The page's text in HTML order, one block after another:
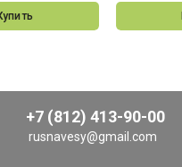
+7 (812) 413-90-00
rusnavesy@gmail.com